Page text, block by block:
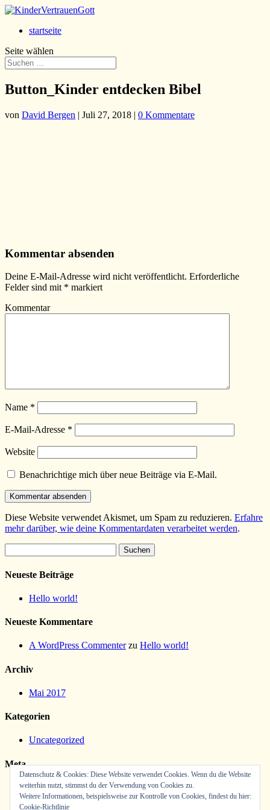
startseite
Seite wählen
Button_Kinder entdecken Bibel
von David Bergen | Juli 27, 2018 | 0 Kommentare
Kommentar absenden
Deine E-Mail-Adresse wird nicht veröffentlicht. Erforderliche
Felder sind mit * markiert
Kommentar
Name *
E-Mail-Adresse *
Website
Benachrichtige mich über neue Beiträge via E-Mail.
Diese Website verwendet Akismet, um Spam zu reduzieren. Erfahre
mehr darüber, wie deine Kommentardaten verarbeitet werden.
nach:
Neueste Beiträge
Hello world!
Neueste Kommentare
A WordPress Commenterzu Hello world!
Archiv
Mai 2017
Kategorien
Uncategorized
Meta
Anmelden
Eintrags-Feed
Datenschutz & Cookies: Diese Website verwendet Cookies. Wenn du die Website
weiterhin nutzt, stimmst du der Verwendung von Cookies zu.
Weitere Informationen, beispielsweise zur Kontrolle von Cookies, findest du hier:
Cookie-Richtlinie